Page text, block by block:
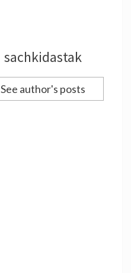
sachkidastak
See author's posts